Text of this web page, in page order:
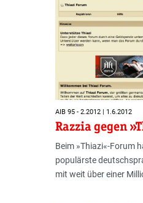
AIB 95 - 2.2012 | 1.6.2012
Razzia gegen
Beim »Thiazi«-Forum
populärste
mit weit über einer